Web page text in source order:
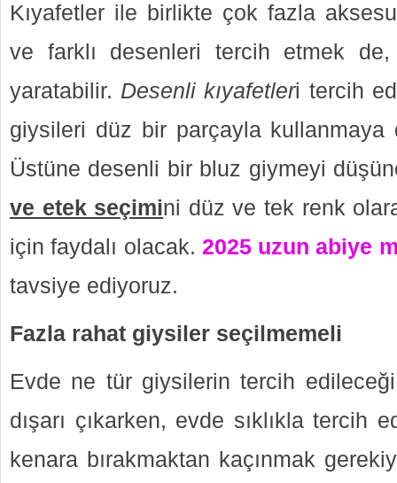
Kıyafetler ile birlikte çok fazla
ve farklı desenleri tercih etmek
yaratabilir. Desenli kıyafetleri tercih
giysileri düz bir parçayla kullanmaya
Üstüne desenli bir bluz giymeyi
ve etek seçimini düz ve tek renk
için faydalı olacak. 2025 uzun abiye
tavsiye ediyoruz.
Fazla rahat giysiler seçilmemeli
Evde ne tür giysilerin tercih
dışarı çıkarken, evde sıklıkla tercih
kenara bırakmaktan kaçınmak